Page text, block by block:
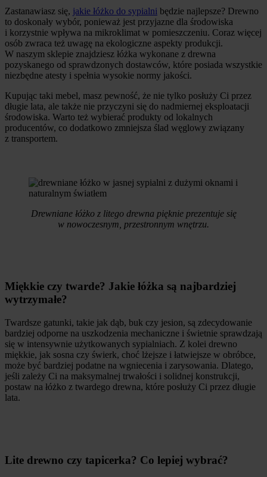
Zastanawiasz się, jakie łóżko do sypialni będzie najlepsze? Drewno
to doskonały wybór, ponieważ jest przyjazne dla środowiska
i korzystnie wpływa na mikroklimat w pomieszczeniu. Coraz więcej
osób zwraca też uwagę na ekologiczne aspekty produkcji.
W naszym sklepie znajdziesz łóżka wykonane z drewna
pozyskanego od sprawdzonych dostawców, które posiada wszystkie
niezbędne atesty i spełnia wysokie normy jakości.
Kupując taki mebel, masz pewność, że nie tylko posłuży Ci przez
długie lata, ale także nie przyczyni się do nadmiernej eksploatacji
środowiska. Warto też wybierać produkty od lokalnych
producentów, co dodatkowo zmniejsza ślad węglowy związany
z transportem.
Drewniane łóżko z litego drewna pięknie prezentuje się
w nowoczesnym, przestronnym wnętrzu.
Miękkie czy twarde? Jakie łóżka są najbardziej
wytrzymałe?
Twardsze gatunki, takie jak dąb, buk czy jesion, są zdecydowanie
bardziej odporne na uszkodzenia mechaniczne i świetnie sprawdzają
się w intensywnie użytkowanych sypialniach. Z kolei drewno
miękkie, jak sosna czy świerk, choć lżejsze i łatwiejsze w obróbce,
może być bardziej podatne na wgniecenia i zarysowania. Dlatego,
jeśli zależy Ci na maksymalnej trwałości i solidnej konstrukcji,
postaw na łóżko z twardego drewna, które posłuży Ci przez długie
lata.
Lite drewno czy tapicerka? Co lepiej wybrać?